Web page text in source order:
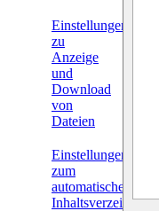
Einstellungen
zu
Anzeige
und
Download
von
Dateien
Einstellungen
zum
automatischen
Inhaltsverzeichnis